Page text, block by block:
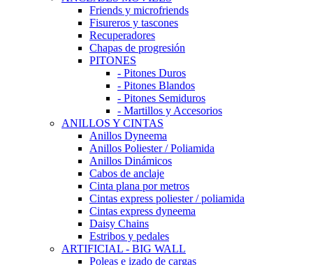
Friends y microfriends
Fisureros y tascones
Recuperadores
Chapas de progresión
PITONES
- Pitones Duros
- Pitones Blandos
- Pitones Semiduros
- Martillos y Accesorios
ANILLOS Y CINTAS
Anillos Dyneema
Anillos Poliester / Poliamida
Anillos Dinámicos
Cabos de anclaje
Cinta plana por metros
Cintas express poliester / poliamida
Cintas express dyneema
Daisy Chains
Estribos y pedales
ARTIFICIAL - BIG WALL
Poleas e izado de cargas